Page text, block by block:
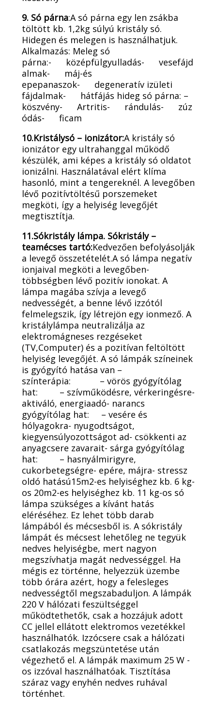
9. Só párna:A só párna egy len zsákba
töltött kb. 1,2kg súlyú kristály só.
Hidegen és melegen is használhatjuk.
Alkalmazás: Meleg só
párna:- középfülgyulladás- vesefájd
almak- máj-és
epepanaszok- degeneratív izületi
fájdalmak- hátfájás hideg só párna: –
köszvény- Artritis- rándulás- zúz
ódás- ficam
10.Kristálysó – ionizátor:A kristály só
ionizátor egy ultrahanggal működő
készülék, ami képes a kristály só oldatot
ionizálni. Használatával elért klíma
hasonló, mint a tengereknél. A levegőben
lévő pozitívtöltésű porszemeket
megköti, így a helyiség levegőjét
megtisztítja.
11.Sókristály lámpa. Sókristály –
teamécses tartó:Kedvezően befolyásolják
a levegő összetételét.A só lámpa negatív
ionjaival megköti a levegőben-
többségben lévő pozitív ionokat. A
lámpa magába szívja a levegő
nedvességét, a benne lévő izzótól
felmelegszik, így létrejön egy ionmező. A
kristálylámpa neutralizálja az
elektromágneses rezgéseket
(TV,Computer) és a pozitívan feltöltött
helyiség levegőjét. A só lámpák színeinek
is gyógyító hatása van –
színterápia: – vörös gyógyítólag
hat: – szívműködésre, vérkeringésre-
aktiváló, energiaadó- narancs
gyógyítólag hat: – vesére és
hólyagokra- nyugodtságot,
kiegyensúlyozottságot ad- csökkenti az
anyagcsere zavarait- sárga gyógyítólag
hat: – hasnyálmirigyre,
cukorbetegségre- epére, májra- stressz
oldó hatású15m2-es helyiséghez kb. 6 kg-
os 20m2-es helyiséghez kb. 11 kg-os só
lámpa szükséges a kívánt hatás
eléréséhez. Ez lehet több darab
lámpából és mécsesből is. A sókristály
lámpát és mécsest lehetőleg ne tegyük
nedves helyiségbe, mert nagyon
megszívhatja magát nedvességgel. Ha
mégis ez történne, helyezzük üzembe
több órára azért, hogy a felesleges
nedvességtől megszabaduljon. A lámpák
220 V hálózati feszültséggel
működtethetők, csak a hozzájuk adott
CC jellel ellátott elektromos vezetékkel
használhatók. Izzócsere csak a hálózati
csatlakozás megszüntetése után
végezhető el. A lámpák maximum 25 W -
os izzóval használhatóak. Tisztítása
száraz vagy enyhén nedves ruhával
történhet.